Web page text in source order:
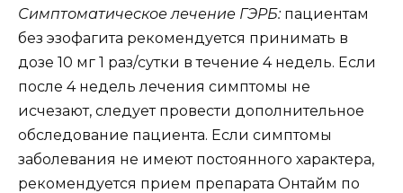
Симптоматическое лечение ГЭРБ:пациентам
без эзофагита рекомендуется принимать в
дозе 10 мг 1 раз/сутки в течение 4 недель. Если
после 4 недель лечения симптомы не
исчезают, следует провести дополнительное
обследование пациента. Если симптомы
заболевания не имеют постоянного характера,
рекомендуется прием препарата Онтайм по